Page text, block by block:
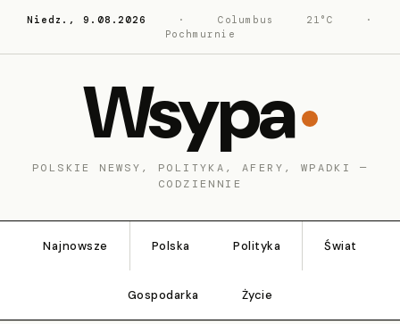
Niedz., 9.08.2026 · Columbus 21°C
·
Pochmurnie
Wsypa
POLSKIE NEWSY, POLITYKA, AFERY, WPADKI —
CODZIENNIE
Najnowsze Polska Polityka Świat
Gospodarka Życie